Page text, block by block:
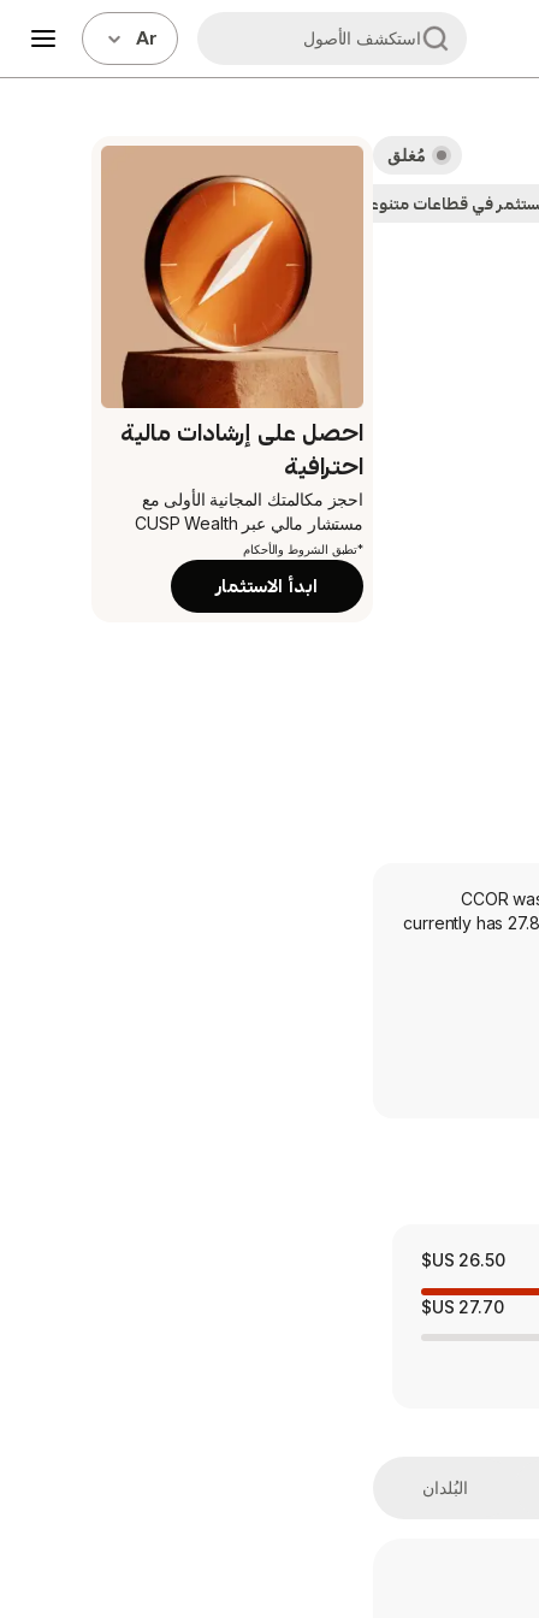
استكشف الأصول Ar
في قطاعات متنوعة الأصول الصغيرة المُدارة
مُغلق
CCOR
currently has
26.50 US$
27.70 US$
البُلدان
احصل على إرشادات مالية
احترافية
احجز مكالمتك المجانية الأولى مع
مستشار مالي عبر CUSP Wealth
*تطبق الشروط والأحكام
ابدأ الاستثمار